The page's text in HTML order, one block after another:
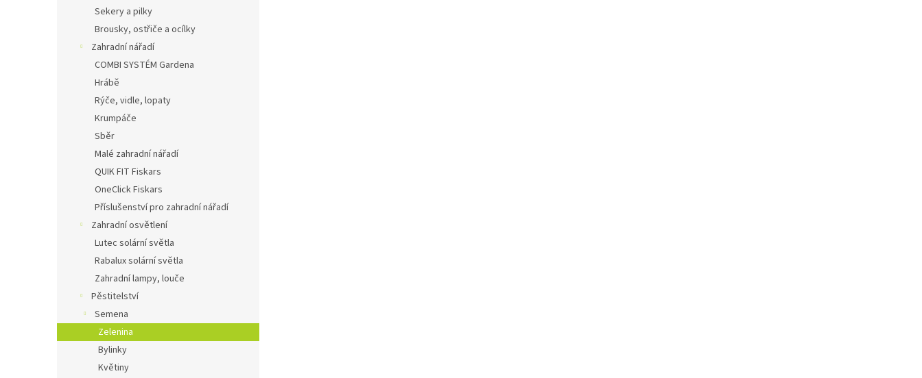
Sekery a pilky
Brousky, ostřiče a ocílky
Zahradní nářadí
COMBI SYSTÉM Gardena
Hrábě
Rýče, vidle, lopaty
Krumpáče
Sběr
Malé zahradní nářadí
QUIK FIT Fiskars
OneClick Fiskars
Příslušenství pro zahradní nářadí
Zahradní osvětlení
Lutec solární světla
Rabalux solární světla
Zahradní lampy, louče
Pěstitelství
Semena
Zelenina
Bylinky
Květiny